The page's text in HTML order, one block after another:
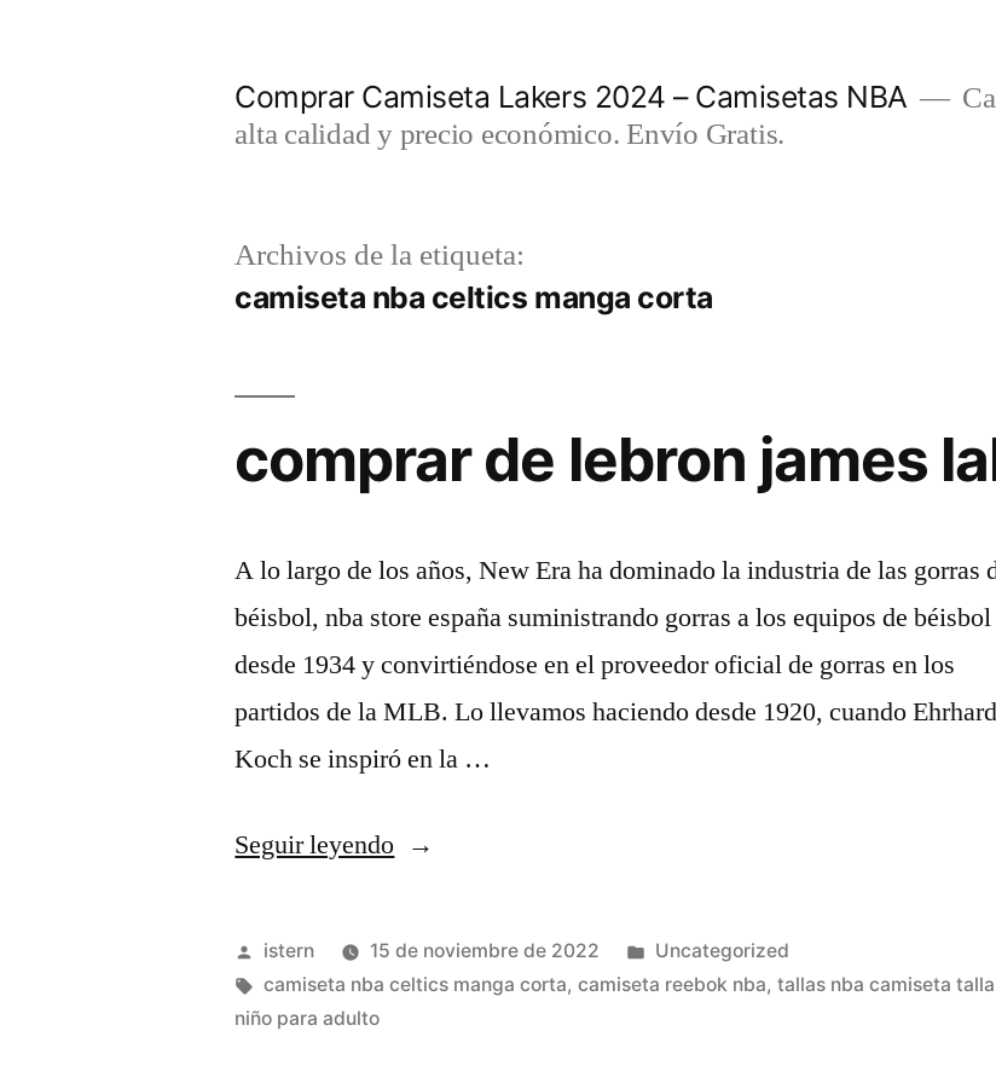
Comprar Camiseta Lakers 2024 – Camisetas NBA
alta calidad y precio económico. Envío Gratis.
Archivos de la etiqueta:
camiseta nba celtics manga corta
comprar de lebron james
A lo largo de los años, New Era ha dominado la industria de las gorras
béisbol, nba store españa suministrando gorras a los equipos de béisbol
desde 1934 y convirtiéndose en el proveedor oficial de gorras en los
partidos de la MLB. Lo llevamos haciendo desde 1920, cuando
Koch se inspiró en la …
Seguir leyendo«comprar
lebron
james
Publicado
por
istern 15 de noviembre de 2022
Publicado
en
Uncategorized
Etiquetas:
camiseta nba celtics manga corta,camiseta reebok nba,tallas nba camiseta talla
niño para adulto